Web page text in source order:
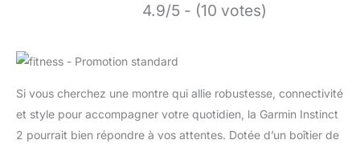
4.9/5 - (10 votes)
Si vous cherchez une montre qui allie robustesse, connectivité
et style pour accompagner votre quotidien, la Garmin Instinct
2 pourrait bien répondre à vos attentes. Dotée d’un boîtier de